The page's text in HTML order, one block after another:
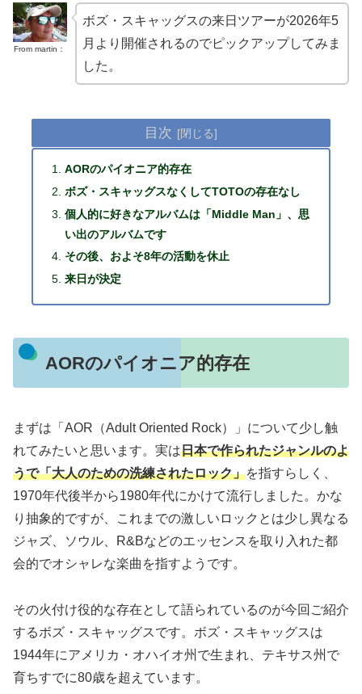
From martin：
ボズ・スキャッグスの来日ツアーが2026年5
月より開催されるのでピックアップしてみま
した。
目次
AORのパイオニア的存在
ボズ・スキャッグスなくしてTOTOの存在なし
個人的に好きなアルバムは「Middle Man」、思
い出のアルバムです
その後、およそ8年の活動を休止
来日が決定
AORのパイオニア的存在
まずは「AOR（Adult Oriented Rock）」について少し触
れてみたいと思います。実は日本で作られたジャンルのよ
うで「大人のための洗練されたロック」を指すらしく、
1970年代後半から1980年代にかけて流行しました。かな
り抽象的ですが、これまでの激しいロックとは少し異なる
ジャズ、ソウル、R&Bなどのエッセンスを取り入れた都
会的でオシャレな楽曲を指すようです。
その火付け役的な存在として語られているのが今回ご紹介
するボズ・スキャッグスです。ボズ・スキャッグスは
1944年にアメリカ・オハイオ州で生まれ、テキサス州で
育ちすでに80歳を超えています。